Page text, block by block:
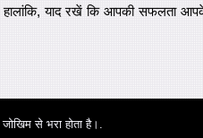
हालांकि, याद रखें कि आपकी सफलता
से भरा होता है।.